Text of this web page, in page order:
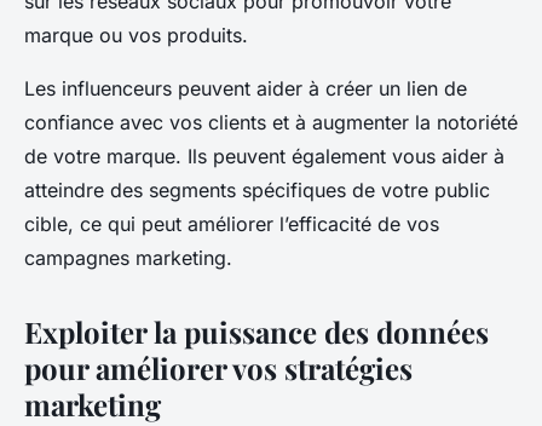
marque ou vos produits.
Les influenceurs peuvent aider à créer un lien de
confiance avec vos clients et à augmenter la notoriété
de votre marque. Ils peuvent également vous aider à
atteindre des segments spécifiques de votre public
cible, ce qui peut améliorer l’efficacité de vos
campagnes marketing.
Exploiter la puissance des données
pour améliorer vos stratégies
marketing